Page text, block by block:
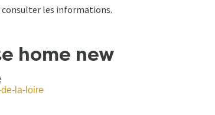
consulter les informations.
home new
de-la-loire